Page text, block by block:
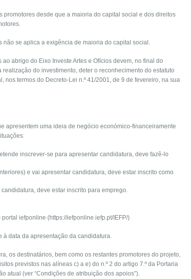
promotores desde que a maioria do capital social e dos direitos
não se aplica a exigência de maioria do capital social.
abrigo do Eixo Investe Artes e Ofícios devem, no final do
do investimento, deter o reconhecimento do estatuto
nos termos do Decreto-Lei n.º 41/2001, de 9 de fevereiro, na sua
apresentem uma ideia de negócio económico-financeiramente
inscrever-se para apresentar candidatura, deve fazê-lo
e vai apresentar candidatura, deve estar inscrito como
deve estar inscrito para emprego.
iefponline (https://iefponline.iefp.pt/IEFP/)
à data da apresentação da candidatura.
os destinatários, bem como os restantes promotores do projeto,
previstos nas alíneas c) a e) do n.º 2 do artigo 7.º da Portaria
atual (ver “Condições de atribuição dos apoios”).